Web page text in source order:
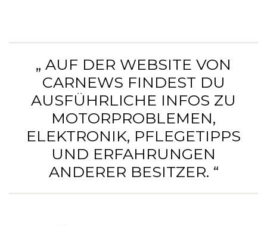
„ AUF DER WEBSITE VON
CARNEWS FINDEST DU
AUSFÜHRLICHE INFOS ZU
MOTORPROBLEMEN,
ELEKTRONIK, PFLEGETIPPS
UND ERFAHRUNGEN
ANDERER BESITZER. “